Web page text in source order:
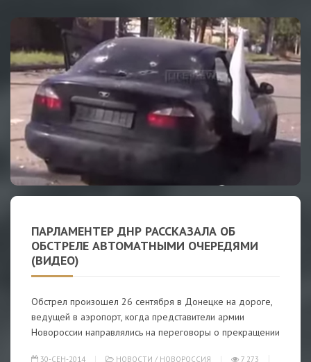
ПАРЛАМЕНТЕР ДНР РАССКАЗАЛА ОБ
ОБСТРЕЛЕ АВТОМАТНЫМИ ОЧЕРЕДЯМИ
(ВИДЕО)
Обстрел произошел 26 сентября в Донецке на дороге,
ведущей в аэропорт, когда представители армии
Новороссии направлялись на переговоры о прекращении
30-СЕН-2014 НОВОСТИ / НОВОРОССИЯ 7 273